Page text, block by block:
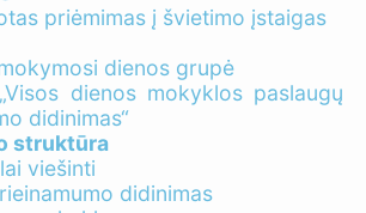
priėmimas į švietimo įstaigas
dienos grupė
dienos mokyklos paslaugų
didinimas“
struktūra
viešinti
didinimas